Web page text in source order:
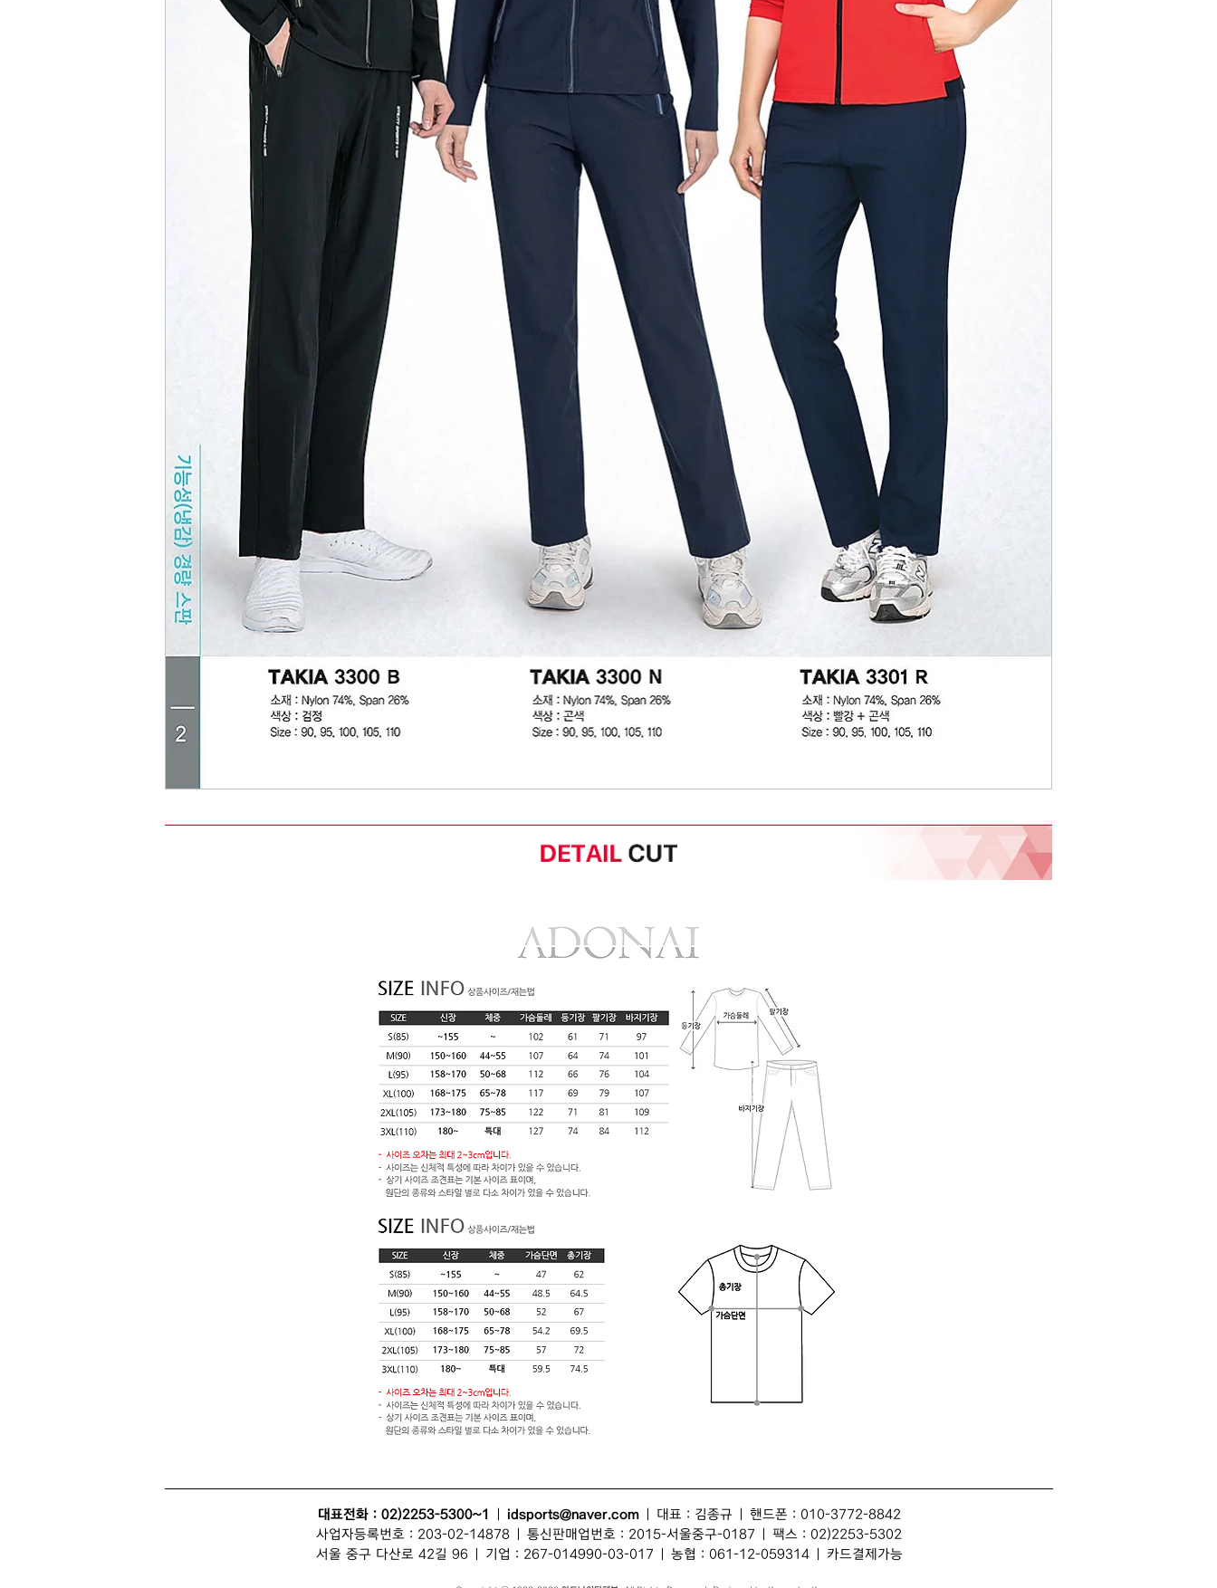
대표전화 : 02)2253-5300~1 idsports@naver.com| 대표 : 김종규 | 핸드폰 : 010-3772-8842
사업자등록번호 : 203-02-14878 | 통신판매업번호 : 2015-서울중구-0187 | 팩스 : 02)2253-5302
서울 중구 다산로 42길 96| 기업 : 267-014990-03-017 | 농협 : 061-12-059314 | 카드결제가능